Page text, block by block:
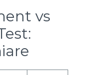
vs